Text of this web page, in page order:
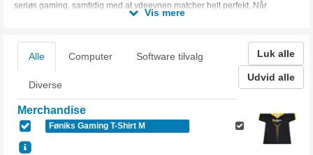
seriøs gaming, samtidig med at ydeevnen matcher helt perfekt. Når
grafikken skal skrues helt i top, og du ikke vil gå på kompromis med noget
Vis mere
Alle Computer Software tilvalg
Diverse
Luk alle
Udvid alle
Merchandise
Føniks Gaming T-Shirt M